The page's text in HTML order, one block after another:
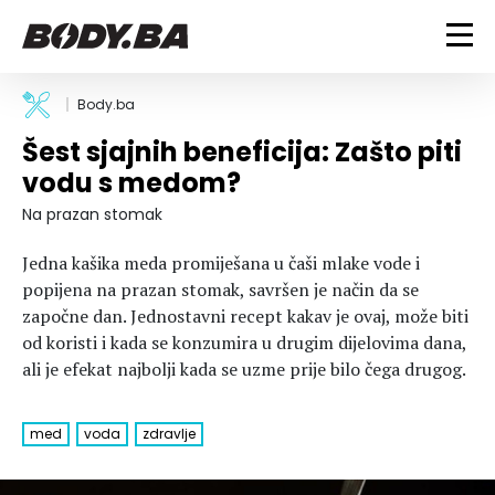
FITNESS
Vježbanje
Mršanje
Discipline
BODYBUILDING
Trening i vježbe
Savjeti
Ostalo
ISHRANA
Dijete
Nutricionizam
Recepti
Suplementi
ZDRAVLJE
Um i tijelo
Povrede i bolesti
Trudnice
LIFESTYLE
Fitness
VODA
MAGAZIN
Body.ba
Šest sjajnih beneficija: Zašto piti
vodu s medom?
Na prazan stomak
Jedna kašika meda promiješana u čaši mlake vode i
popijena na prazan stomak, savršen je način da se
započne dan. Jednostavni recept kakav je ovaj, može biti
od koristi i kada se konzumira u drugim dijelovima dana,
ali je efekat najbolji kada se uzme prije bilo čega drugog.
med voda zdravlje